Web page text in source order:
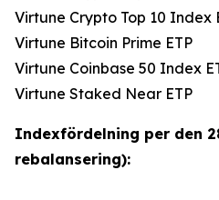
Virtune Crypto Top 10 Index
Virtune Bitcoin Prime ETP
Virtune Coinbase 50 Index
Virtune Staked Near ETP
Indexfördelning per den
rebalansering):